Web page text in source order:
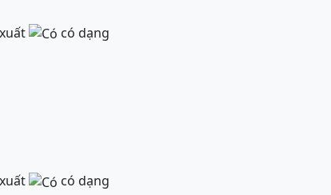
có dạng
có dạng